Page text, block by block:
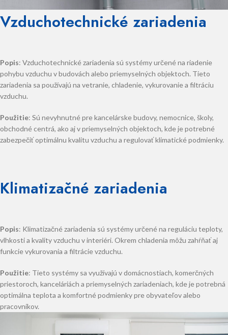
Vzduchotechnické zariadenia
Popis: Vzduchotechnické zariadenia sú systémy určené na riadenie
pohybu vzduchu v budovách alebo priemyselných objektoch. Tieto
zariadenia sa používajú na vetranie, chladenie, vykurovanie a filtráciu
vzduchu.
Použitie: Sú nevyhnutné pre kancelárske budovy, nemocnice, školy,
obchodné centrá, ako aj v priemyselných objektoch, kde je potrebné
zabezpečiť optimálnu kvalitu vzduchu a regulovať klimatické podmienky.
Klimatizačné zariadenia
Popis: Klimatizačné zariadenia sú systémy určené na reguláciu teploty,
vlhkosti a kvality vzduchu v interiéri. Okrem chladenia môžu zahŕňať aj
funkcie vykurovania a filtrácie vzduchu.
Použitie: Tieto systémy sa využívajú v domácnostiach, komerčných
priestoroch, kanceláriách a priemyselných zariadeniach, kde je potrebná
optimálna teplota a komfortné podmienky pre obyvateľov alebo
pracovníkov.